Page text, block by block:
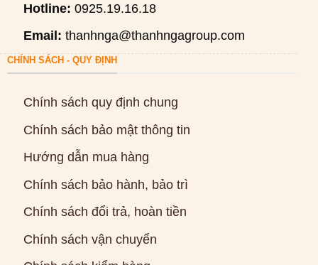
Hotline: 0925.19.16.18
Email: thanhnga@thanhngagroup.com
CHÍNH SÁCH - QUY ĐỊNH
Chính sách quy định chung
Chính sách bảo mật thông tin
Hướng dẫn mua hàng
Chính sách bảo hành, bảo trì
Chính sách đổi trả, hoàn tiền
Chính sách vận chuyển